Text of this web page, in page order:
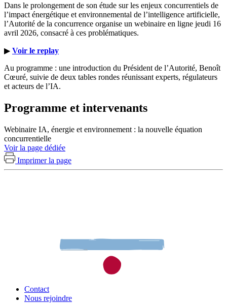
Dans le prolongement de son étude sur les enjeux concurrentiels de
l’impact énergétique et environnemental de l’intelligence artificielle,
l’Autorité de la concurrence organise un webinaire en ligne jeudi 16
avril 2026, consacré à ces problématiques.
▶ Voir le replay
Au programme : une introduction du Président de l’Autorité, Benoît
Cœuré, suivie de deux tables rondes réunissant experts, régulateurs
et acteurs de l’IA.
Programme et intervenants
Webinaire IA, énergie et environnement : la nouvelle équation
concurrentielle
Voir la page dédiée
Imprimer la page
Contact
Nous rejoindre